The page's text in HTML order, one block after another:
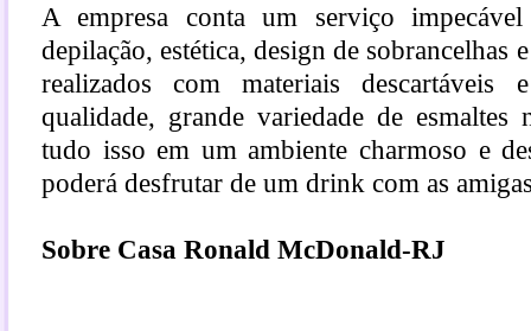
A empresa conta um serviço
depilação, estética, design de sobrancelhas
realizados com materiais descartáveis
qualidade, grande variedade de esmaltes
tudo isso em um ambiente charmoso e
poderá desfrutar de um drink com as
Sobre Casa Ronald McDonald-RJ